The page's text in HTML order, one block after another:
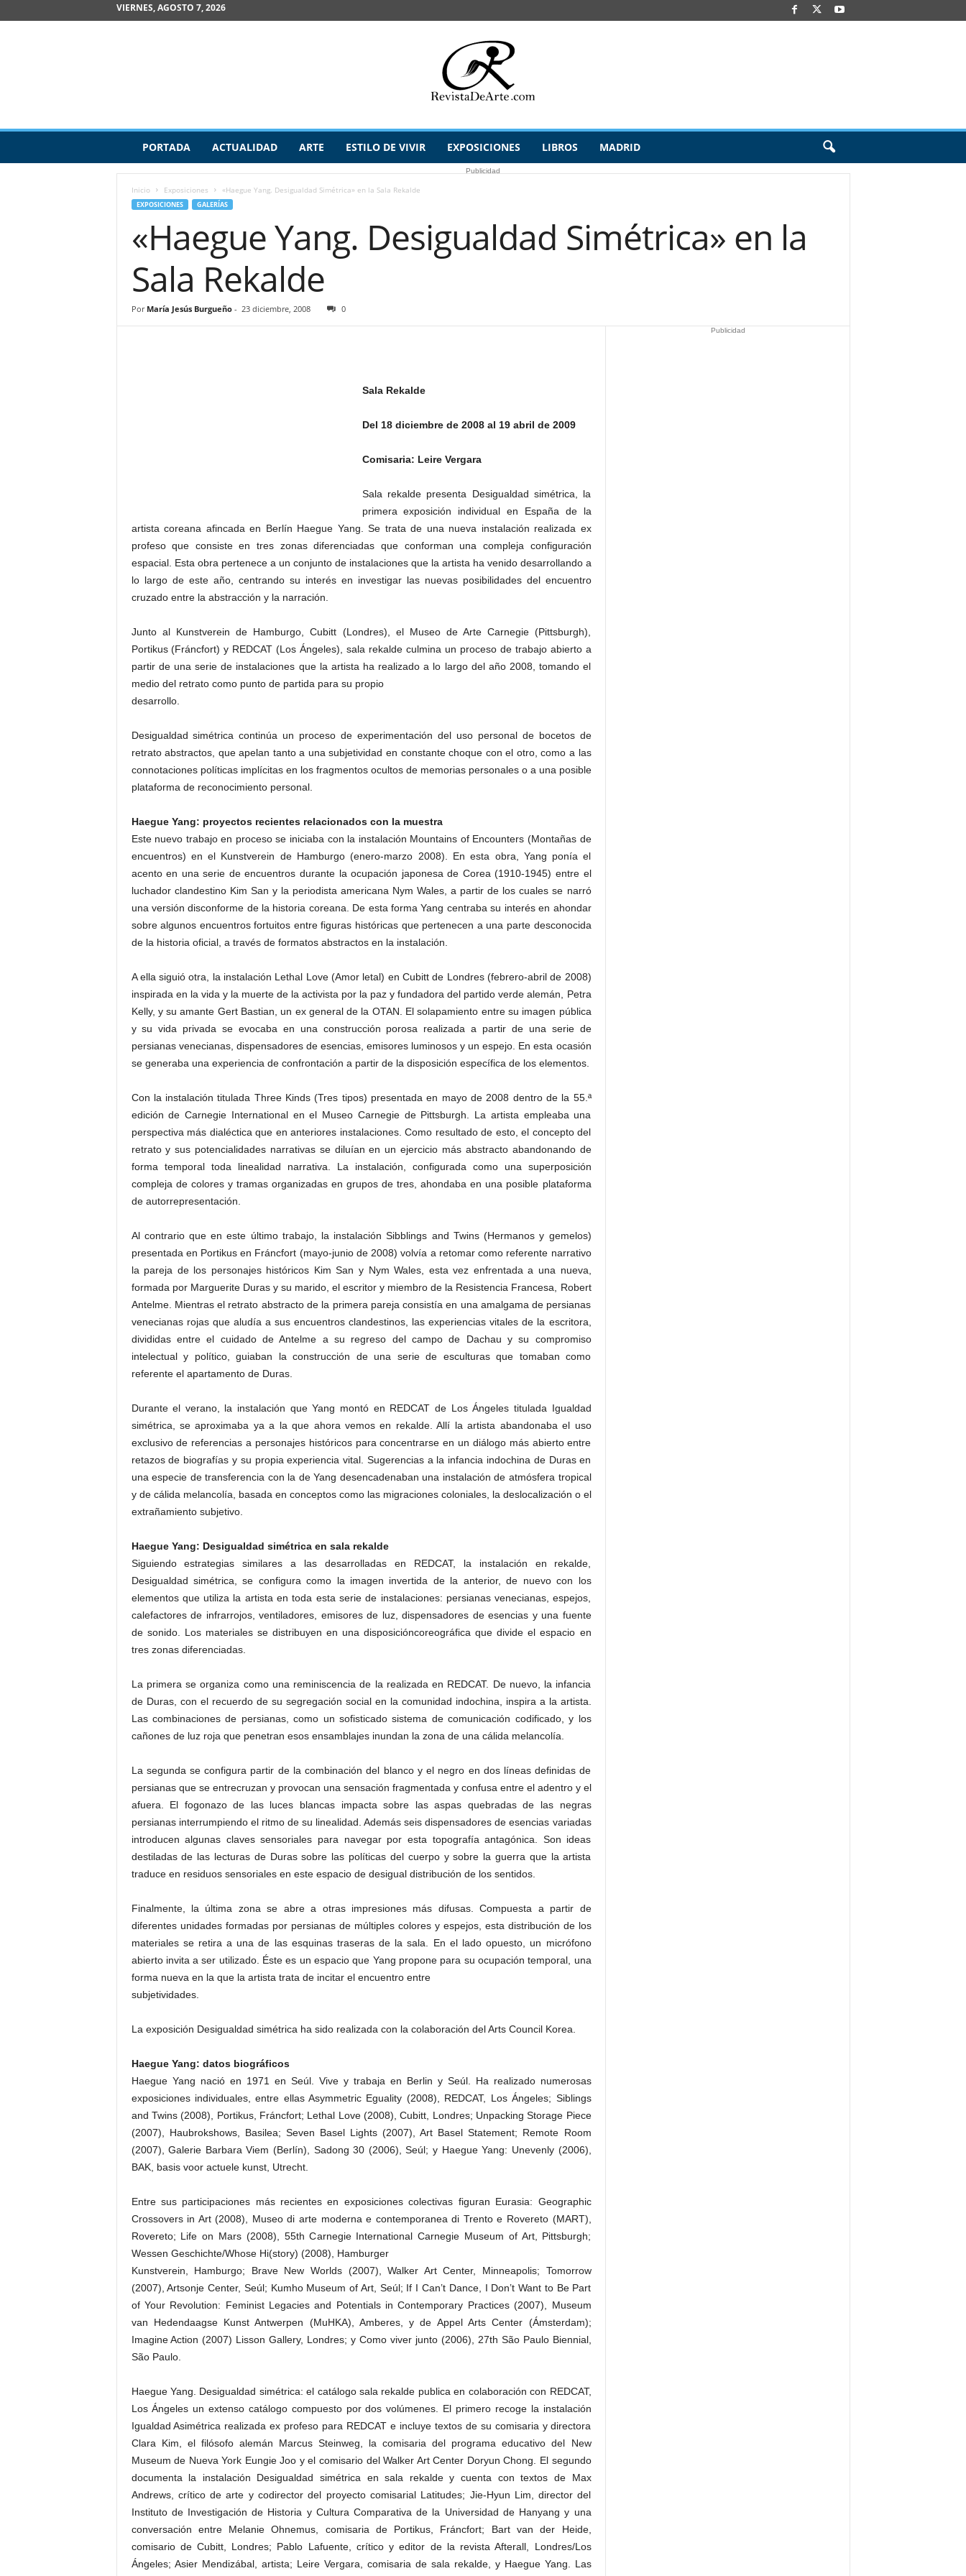
VIERNES, AGOSTO 7, 2026
v
PORTADA ACTUALIDAD ARTE ESTILO DE VIVIR EXPOSICIONES LIBROS MADRID
Publicidad
Inicio Exposiciones «Haegue Yang. Desigualdad Simétrica» en la Sala Rekalde
EXPOSICIONES GALERÍAS
«Haegue Yang. Desigualdad Simétrica» en la
Sala Rekalde
Por María Jesús Burgueño- 23 diciembre, 2008 0
Sala Rekalde
Del 18 diciembre de 2008 al 19 abril de 2009
Comisaria: Leire Vergara
Sala rekalde presenta Desigualdad simétrica, la
primera exposición individual en España de la
artista coreana afincada en Berlín Haegue Yang. Se trata de una nueva instalación realizada ex
profeso que consiste en tres zonas diferenciadas que conforman una compleja configuración
espacial. Esta obra pertenece a un conjunto de instalaciones que la artista ha venido desarrollando a
lo largo de este año, centrando su interés en investigar las nuevas posibilidades del encuentro
cruzado entre la abstracción y la narración.
Junto al Kunstverein de Hamburgo, Cubitt (Londres), el Museo de Arte Carnegie (Pittsburgh),
Portikus (Fráncfort) y REDCAT (Los Ángeles), sala rekalde culmina un proceso de trabajo abierto a
partir de una serie de instalaciones que la artista ha realizado a lo largo del año 2008, tomando el
medio del retrato como punto de partida para su propio
desarrollo.
Desigualdad simétrica continúa un proceso de experimentación del uso personal de bocetos de
retrato abstractos, que apelan tanto a una subjetividad en constante choque con el otro, como a las
connotaciones políticas implícitas en los fragmentos ocultos de memorias personales o a una posible
plataforma de reconocimiento personal.
Haegue Yang: proyectos recientes relacionados con la muestra
Este nuevo trabajo en proceso se iniciaba con la instalación Mountains of Encounters (Montañas de
encuentros) en el Kunstverein de Hamburgo (enero-marzo 2008). En esta obra, Yang ponía el
acento en una serie de encuentros durante la ocupación japonesa de Corea (1910-1945) entre el
luchador clandestino Kim San y la periodista americana Nym Wales, a partir de los cuales se narró
una versión disconforme de la historia coreana. De esta forma Yang centraba su interés en ahondar
sobre algunos encuentros fortuitos entre figuras históricas que pertenecen a una parte desconocida
de la historia oficial, a través de formatos abstractos en la instalación.
A ella siguió otra, la instalación Lethal Love (Amor letal) en Cubitt de Londres (febrero-abril de 2008)
inspirada en la vida y la muerte de la activista por la paz y fundadora del partido verde alemán, Petra
Kelly, y su amante Gert Bastian, un ex general de la OTAN. El solapamiento entre su imagen pública
y su vida privada se evocaba en una construcción porosa realizada a partir de una serie de
persianas venecianas, dispensadores de esencias, emisores luminosos y un espejo. En esta ocasión
se generaba una experiencia de confrontación a partir de la disposición específica de los elementos.
Con la instalación titulada Three Kinds (Tres tipos) presentada en mayo de 2008 dentro de la 55.ª
edición de Carnegie International en el Museo Carnegie de Pittsburgh. La artista empleaba una
perspectiva más dialéctica que en anteriores instalaciones. Como resultado de esto, el concepto del
retrato y sus potencialidades narrativas se diluían en un ejercicio más abstracto abandonando de
forma temporal toda linealidad narrativa. La instalación, configurada como una superposición
compleja de colores y tramas organizadas en grupos de tres, ahondaba en una posible plataforma
de autorrepresentación.
Al contrario que en este último trabajo, la instalación Sibblings and Twins (Hermanos y gemelos)
presentada en Portikus en Fráncfort (mayo-junio de 2008) volvía a retomar como referente narrativo
la pareja de los personajes históricos Kim San y Nym Wales, esta vez enfrentada a una nueva,
formada por Marguerite Duras y su marido, el escritor y miembro de la Resistencia Francesa, Robert
Antelme. Mientras el retrato abstracto de la primera pareja consistía en una amalgama de persianas
venecianas rojas que aludía a sus encuentros clandestinos, las experiencias vitales de la escritora,
divididas entre el cuidado de Antelme a su regreso del campo de Dachau y su compromiso
intelectual y político, guiaban la construcción de una serie de esculturas que tomaban como
referente el apartamento de Duras.
Durante el verano, la instalación que Yang montó en REDCAT de Los Ángeles titulada Igualdad
simétrica, se aproximaba ya a la que ahora vemos en rekalde. Allí la artista abandonaba el uso
exclusivo de referencias a personajes históricos para concentrarse en un diálogo más abierto entre
retazos de biografías y su propia experiencia vital. Sugerencias a la infancia indochina de Duras en
una especie de transferencia con la de Yang desencadenaban una instalación de atmósfera tropical
y de cálida melancolía, basada en conceptos como las migraciones coloniales, la deslocalización o el
extrañamiento subjetivo.
Haegue Yang: Desigualdad simétrica en sala rekalde
Siguiendo estrategias similares a las desarrolladas en REDCAT, la instalación en rekalde,
Desigualdad simétrica, se configura como la imagen invertida de la anterior, de nuevo con los
elementos que utiliza la artista en toda esta serie de instalaciones: persianas venecianas, espejos,
calefactores de infrarrojos, ventiladores, emisores de luz, dispensadores de esencias y una fuente
de sonido. Los materiales se distribuyen en una disposicióncoreográfica que divide el espacio en
tres zonas diferenciadas.
La primera se organiza como una reminiscencia de la realizada en REDCAT. De nuevo, la infancia
de Duras, con el recuerdo de su segregación social en la comunidad indochina, inspira a la artista.
Las combinaciones de persianas, como un sofisticado sistema de comunicación codificado, y los
cañones de luz roja que penetran esos ensamblajes inundan la zona de una cálida melancolía.
La segunda se configura partir de la combinación del blanco y el negro en dos líneas definidas de
persianas que se entrecruzan y provocan una sensación fragmentada y confusa entre el adentro y el
afuera. El fogonazo de las luces blancas impacta sobre las aspas quebradas de las negras
persianas interrumpiendo el ritmo de su linealidad. Además seis dispensadores de esencias variadas
introducen algunas claves sensoriales para navegar por esta topografía antagónica. Son ideas
destiladas de las lecturas de Duras sobre las políticas del cuerpo y sobre la guerra que la artista
traduce en residuos sensoriales en este espacio de desigual distribución de los sentidos.
Finalmente, la última zona se abre a otras impresiones más difusas. Compuesta a partir de
diferentes unidades formadas por persianas de múltiples colores y espejos, esta distribución de los
materiales se retira a una de las esquinas traseras de la sala. En el lado opuesto, un micrófono
abierto invita a ser utilizado. Éste es un espacio que Yang propone para su ocupación temporal, una
forma nueva en la que la artista trata de incitar el encuentro entre
subjetividades.
La exposición Desigualdad simétrica ha sido realizada con la colaboración del Arts Council Korea.
Haegue Yang: datos biográficos
Haegue Yang nació en 1971 en Seúl. Vive y trabaja en Berlin y Seúl. Ha realizado numerosas
exposiciones individuales, entre ellas Asymmetric Eguality (2008), REDCAT, Los Ángeles; Siblings
and Twins (2008), Portikus, Fráncfort; Lethal Love (2008), Cubitt, Londres; Unpacking Storage Piece
(2007), Haubrokshows, Basilea; Seven Basel Lights (2007), Art Basel Statement; Remote Room
(2007), Galerie Barbara Viem (Berlín), Sadong 30 (2006), Seúl; y Haegue Yang: Unevenly (2006),
BAK, basis voor actuele kunst, Utrecht.
Entre sus participaciones más recientes en exposiciones colectivas figuran Eurasia: Geographic
Crossovers in Art (2008), Museo di arte moderna e contemporanea di Trento e Rovereto (MART),
Rovereto; Life on Mars (2008), 55th Carnegie International Carnegie Museum of Art, Pittsburgh;
Wessen Geschichte/Whose Hi(story) (2008), Hamburger
Kunstverein, Hamburgo; Brave New Worlds (2007), Walker Art Center, Minneapolis; Tomorrow
(2007), Artsonje Center, Seúl; Kumho Museum of Art, Seúl; If I Can’t Dance, I Don’t Want to Be Part
of Your Revolution: Feminist Legacies and Potentials in Contemporary Practices (2007), Museum
van Hedendaagse Kunst Antwerpen (MuHKA), Amberes, y de Appel Arts Center (Ámsterdam);
Imagine Action (2007) Lisson Gallery, Londres; y Como viver junto (2006), 27th São Paulo Biennial,
São Paulo.
Haegue Yang. Desigualdad simétrica: el catálogo sala rekalde publica en colaboración con REDCAT,
Los Ángeles un extenso catálogo compuesto por dos volúmenes. El primero recoge la instalación
Igualdad Asimétrica realizada ex profeso para REDCAT e incluye textos de su comisaria y directora
Clara Kim, el filósofo alemán Marcus Steinweg, la comisaria del programa educativo del New
Museum de Nueva York Eungie Joo y el comisario del Walker Art Center Doryun Chong. El segundo
documenta la instalación Desigualdad simétrica en sala rekalde y cuenta con textos de Max
Andrews, crítico de arte y codirector del proyecto comisarial Latitudes; Jie-Hyun Lim, director del
Instituto de Investigación de Historia y Cultura Comparativa de la Universidad de Hanyang y una
conversación entre Melanie Ohnemus, comisaria de Portikus, Fráncfort; Bart van der Heide,
comisario de Cubitt, Londres; Pablo Lafuente, crítico y editor de la revista Afterall, Londres/Los
Ángeles; Asier Mendizábal, artista; Leire Vergara, comisaria de sala rekalde, y Haegue Yang. Las
Publicidad